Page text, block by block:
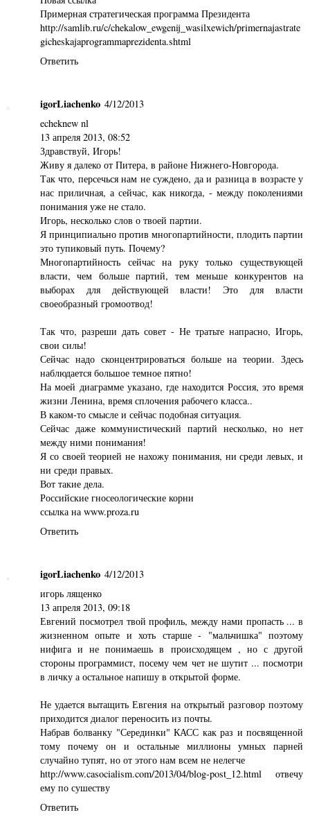
Примерная стратегическая программа Президента
http://samlib.ru/c/chekalow_ewgenij_wasilxewich/primernajastrate
gicheskajaprogrammaprezidenta.shtml
Ответить
igorLiachenko 4/12/2013
echeknew nl
13 апреля 2013, 08:52
Здравствуй, Игорь!
Живу я далеко от Питера, в районе Нижнего-Новгорода.
Так что, персечься нам не суждено, да и разница в возрасте у
нас приличная, а сейчас, как никогда, - между поколениями
понимания уже не стало.
Игорь, несколько слов о твоей партии.
Я принципиально против многопартийности, плодить партии
это тупиковый путь. Почему?
Многопартийность сейчас на руку только существующей
власти, чем больше партий, тем меньше конкурентов на
выборах для действующей власти! Это для власти
своеобразный громоотвод!
Так что, разреши дать совет - Не тратьте напрасно, Игорь,
свои силы!
Сейчас надо сконцентрироваться больше на теории. Здесь
наблюдается большое темное пятно!
На моей диаграмме указано, где находится Россия, это время
жизни Ленина, время сплочения рабочего класса..
В каком-то смысле и сейчас подобная ситуация.
Сейчас даже коммунистический партий несколько, но нет
между ними понимания!
Я со своей теорией не нахожу понимания, ни среди левых, и
ни среди правых.
Вот такие дела.
Российские гносеологические корни
ссылка на www.proza.ru
Ответить
igorLiachenko 4/12/2013
игорь лященко
13 апреля 2013, 09:18
Евгений посмотрел твой профиль, между нами пропасть ... в
жизненном опыте и хоть старше - "мальчишка" поэтому
нифига и не понимаешь в происходящем , но с другой
стороны программист, посему чем чет не шутит ... посмотри
в личку а остальное напишу в открытой форме.
Не удается вытащить Евгения на открытый разговор поэтому
приходится диалог переносить из почты.
Набрав болванку "Серединки" КАСС как раз и посвященной
тому почему он и остальные миллионы умных парней
случайно тупят, но от этого нам всем не нелегче
http://www.casocialism.com/2013/04/blog-post_12.html отвечу
ему по сушеству
Ответить